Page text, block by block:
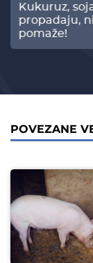
Kukuruz,
propadaju,
pomaže!
POVEZANE